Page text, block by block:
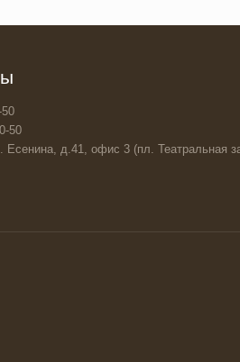
50
Есенина, д.41, офис 3 (пл. Театральная